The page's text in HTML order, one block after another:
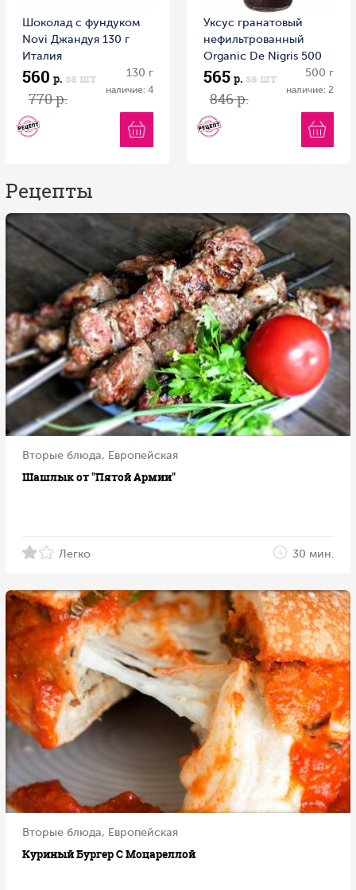
Шоколад с фундуком
Novi Джандуя 130 г
Италия
560 р. за шт
770 р.
130 г
наличие: 4
Уксус гранатовый
нефильтрованный
Organic Dе Nigris 500
мл 1/6
565 р. за шт
846 р.
500 г
наличие: 2
Рецепты
Вторые блюда, Европейская
Шашлык от "Пятой Армии"
Легко 30 мин.
Вторые блюда, Европейская
Куриный Бургер С Моцареллой